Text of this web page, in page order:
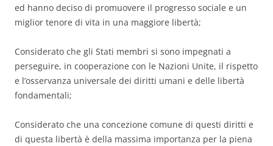
ed hanno deciso di promuovere il progresso sociale e un
miglior tenore di vita in una maggiore libertà;
Considerato che gli Stati membri si sono impegnati a
perseguire, in cooperazione con le Nazioni Unite, il rispetto
e l’osservanza universale dei diritti umani e delle libertà
fondamentali;
Considerato che una concezione comune di questi diritti e
di questa libertà è della massima importanza per la piena